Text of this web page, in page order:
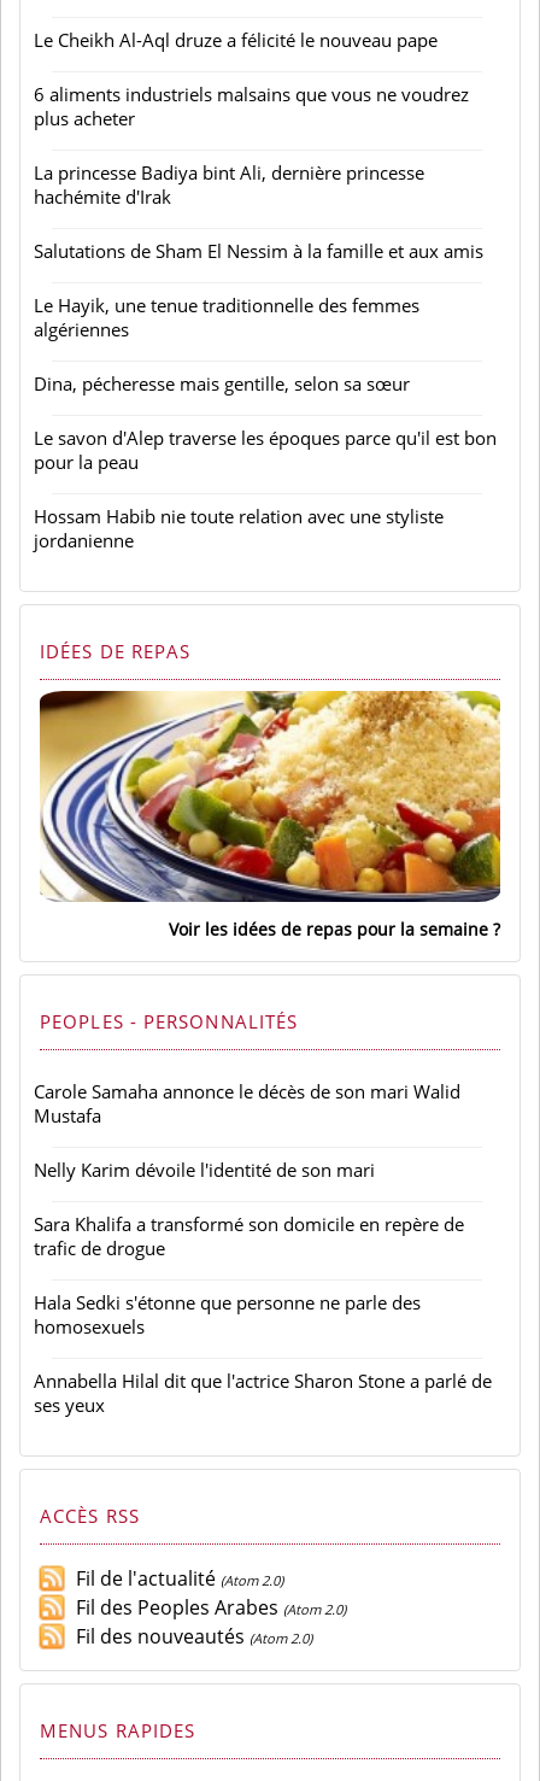
Le Cheikh Al-Aql druze a félicité le nouveau pape
6 aliments industriels malsains que vous ne voudrez
plus acheter
La princesse Badiya bint Ali, dernière princesse
hachémite d'Irak
Salutations de Sham El Nessim à la famille et aux amis
Le Hayik, une tenue traditionnelle des femmes
algériennes
Dina, pécheresse mais gentille, selon sa sœur
Le savon d'Alep traverse les époques parce qu'il est bon
pour la peau
Hossam Habib nie toute relation avec une styliste
jordanienne
IDÉES DE REPAS
Voir les idées de repas pour la semaine
PEOPLES - PERSONNALITÉS
Carole Samaha annonce le décès de son mari Walid
Mustafa
Nelly Karim dévoile l'identité de son mari
Sara Khalifa a transformé son domicile en repère de
trafic de drogue
Hala Sedki s'étonne que personne ne parle des
homosexuels
Annabella Hilal dit que l'actrice Sharon Stone a parlé de
ses yeux
ACCÈS RSS
Fil de l'actualité (Atom 2.0)
Fil des Peoples Arabes (Atom 2.0)
Fil des nouveautés (Atom 2.0)
MENUS RAPIDES